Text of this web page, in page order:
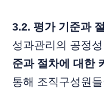
3.2. 평가 기준과
성과관리의 공정
준과 절차에 대한
통해 조직구성원